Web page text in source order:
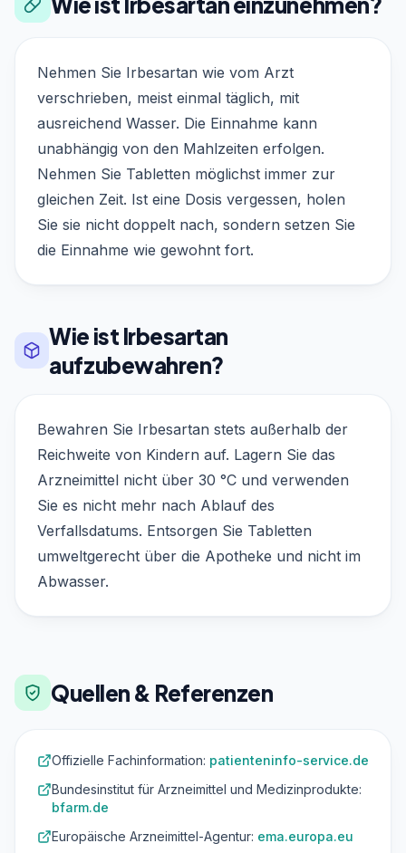
Nehmen Sie Irbesartan wie vom Arzt
verschrieben, meist einmal täglich, mit
ausreichend Wasser. Die Einnahme kann
unabhängig von den Mahlzeiten erfolgen.
Nehmen Sie Tabletten möglichst immer zur
gleichen Zeit. Ist eine Dosis vergessen, holen
Sie sie nicht doppelt nach, sondern setzen Sie
die Einnahme wie gewohnt fort.
Wie ist Irbesartan
aufzubewahren?
Bewahren Sie Irbesartan stets außerhalb der
Reichweite von Kindern auf. Lagern Sie das
Arzneimittel nicht über 30 °C und verwenden
Sie es nicht mehr nach Ablauf des
Verfallsdatums. Entsorgen Sie Tabletten
umweltgerecht über die Apotheke und nicht im
Abwasser.
Quellen & Referenzen
Offizielle Fachinformation: patienteninfo-service.de
Bundesinstitut für Arzneimittel und Medizinprodukte:
bfarm.de
Europäische Arzneimittel-Agentur: ema.europa.eu